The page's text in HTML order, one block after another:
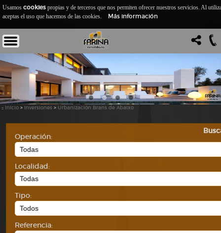
:: Inicio > Inversiones > Urbanización Brans de Abaixo
Operación:
Localidad:
Tipo:
Referencia:
Usamos cookies propias y de terceros que nos permiten ofrecer nuestros servicios. Al
aceptas el uso que hacemos de las cookies.
Más información